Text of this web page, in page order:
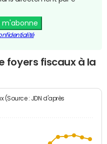
m'abonne
foyers fiscaux à la
(Source : JDN d'après